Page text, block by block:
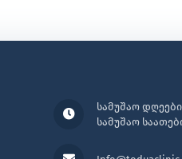
სამუშაო
სამუშაო